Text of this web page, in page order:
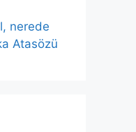
nerede
Atasözü